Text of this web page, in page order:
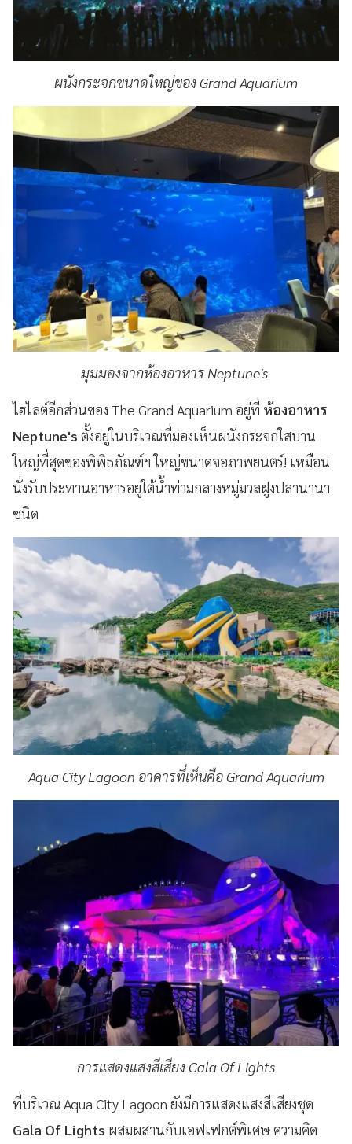
ผนังกระจกขนาดใหญ่ของ Grand Aquarium
มุมมองจากห้องอาหาร Neptune's
ไฮไลต์อีกส่วนของ The Grand Aquarium อยู่ที่ ห้องอาหาร
Neptune's ตั้งอยู่ในบริเวณที่มองเห็นผนังกระจกใสบาน
ใหญ่ที่สุดของพิพิธภัณฑ์ฯ ใหญ่ขนาดจอภาพยนตร์! เหมือน
นั่งรับประทานอาหารอยู่ใต้น้ำท่ามกลางหมู่มวลฝูงปลานานา
ชนิด
Aqua City Lagoon อาคารที่เห็นคือ Grand Aquarium
การแสดงแสงสีเสียง Gala Of Lights
ที่บริเวณ Aqua City Lagoon ยังมีการแสดงแสงสีเสียงชุด
Gala Of Lights ผสมผสานกับเอฟเฟกต์พิเศษ ความคิด